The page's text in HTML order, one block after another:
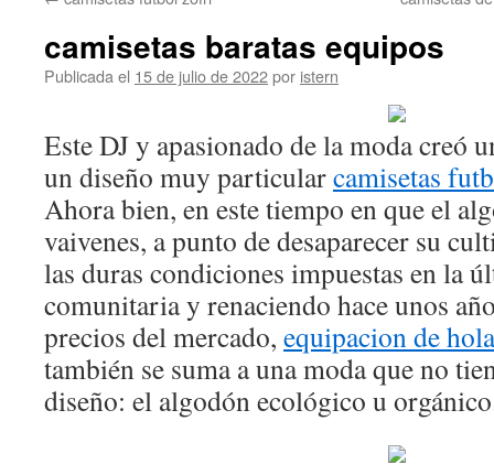
camisetas baratas equipos
Publicada el 15 de julio de 2022por istern
Este DJ y apasionado de la moda creó
un diseño muy particularcamisetas
Ahora bien, en este tiempo en que el
vaivenes, a punto de desaparecer su
las duras condiciones impuestas en la
comunitaria y renaciendo hace unos
precios del mercado, equipacion de
también se suma a una moda que no
diseño: el algodón ecológico u